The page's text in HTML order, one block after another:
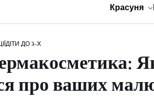
Красуня
ДІТИ ДО 3-Х
про ваших